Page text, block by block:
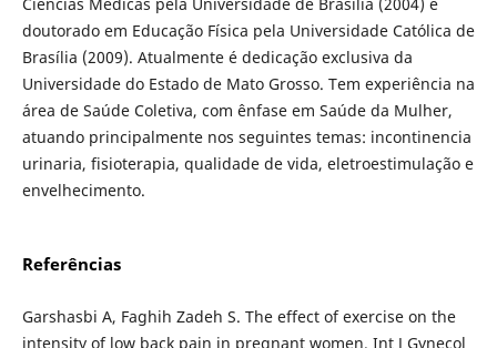
doutorado em Educação Física pela Universidade Católica de
Brasília (2009). Atualmente é dedicação exclusiva da
Universidade do Estado de Mato Grosso. Tem experiência na
área de Saúde Coletiva, com ênfase em Saúde da Mulher,
atuando principalmente nos seguintes temas: incontinencia
urinaria, fisioterapia, qualidade de vida, eletroestimulação e
envelhecimento.
Referências
Garshasbi A, Faghih Zadeh S. The effect of exercise on the
intensity of low back pain in pregnant women. Int J Gynecol